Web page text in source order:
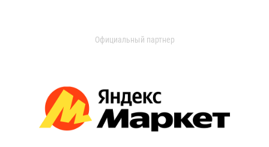
Официальный партнер